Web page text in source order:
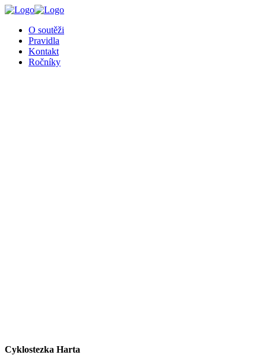
O soutěži
Pravidla
Kontakt
Ročníky
Cyklostezka Harta